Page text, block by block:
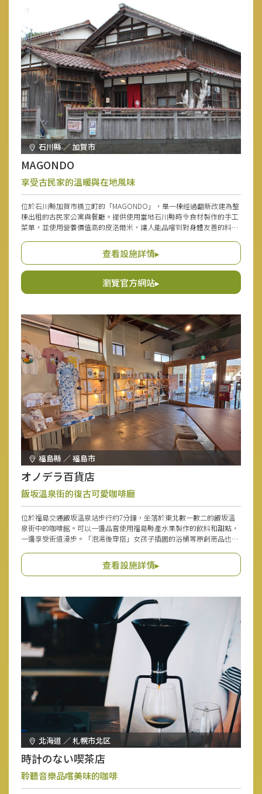
石川縣 ／ 加賀市
MAGONDO
享受古民家的溫暖與在地風味
位於石川縣加賀市橋立町的「MAGONDO」，是一棟經過翻新改建為整
棟出租的古民家公寓與餐廳。提供使用當地石川縣時令食材製作的手工
菜單，並使用營養價值高的皮洛爾米，讓人能品嚐到對身體友善的料
蛋燒定食」非常受歡迎。住宿期間，可在場地內的咖啡廳與酒吧放鬆，
從用餐到住宿都能在同一地方完成，令人感到愉快。這裡是個能忘卻日
常忙碌，享受私人時光的理想場所。
查看設施詳情▸
瀏覽官方網站▸
福島縣 ／ 福島市
オノデラ百貨店
飯坂溫泉街的復古可愛咖啡廳
位於福島交通飯坂溫泉站步行約7分鐘，坐落於東北數一數二的飯坂溫
泉街中的咖啡館。可以一邊品嘗使用福島縣產水果製作的飲料和甜點，
一邊享受街道漫步。「泡湯後穿搭」女孩子插圖的浴桶等原創商品也正
查看設施詳情▸
北海道 ／ 札幌市北区
時計のない喫茶店
聆聽音樂品嚐美味的咖啡